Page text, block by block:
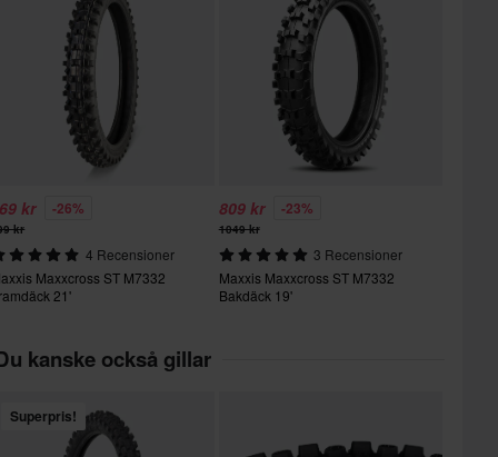
kr -26%
kr
4 Recensioner
Maxxcross ST M7332
21'
809 kr -23%
1049 kr
3 Recensioner
Maxxis Maxxcross ST M7332
Bakdäck 19'
kanske också gillar
Superpris!